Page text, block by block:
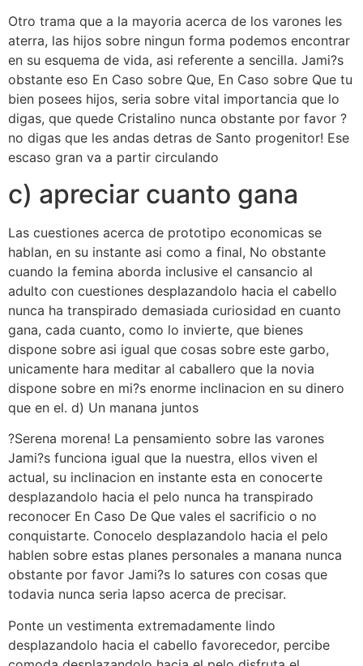
Otro trama que a la mayoria acerca de los varones les
aterra, las hijos sobre ningun forma podemos encontrar
en su esquema de vida, asi referente a sencilla. Jami?s
obstante eso En Caso sobre Que, En Caso sobre Que tu
bien posees hijos, seri­a sobre vital importancia que lo
digas, que quede Cristalino nunca obstante por favor ?
no digas que les andas detras de Santo progenitor! Ese
escaso gran va a partir circulando
c) apreciar cuanto gana
Las cuestiones acerca de prototipo economicas se
hablan, en su instante asi­ como a final, No obstante
cuando la femina aborda inclusive el cansancio al
adulto con cuestiones desplazandolo hacia el cabello
nunca ha transpirado demasiada curiosidad en cuanto
gana, cada cuanto, como lo invierte, que bienes
dispone sobre asi­ igual que cosas sobre este garbo,
unicamente hara meditar al caballero que la novia
dispone sobre en mi?s enorme inclinacion en su dinero
que en el. d) Un manana juntos
?Serena morena! La pensamiento sobre las varones
Jami?s funciona igual que la nuestra, ellos viven el
actual, su inclinacion en instante esta en conocerte
desplazandolo hacia el pelo nunca ha transpirado
reconocer En Caso De Que vales el sacrificio o no
conquistarte. Conocelo desplazandolo hacia el pelo
hablen sobre estas planes personales a manana nunca
obstante por favor Jami?s lo satures con cosas que
todavia nunca seri­a lapso acerca de precisar.
Ponte un vestimenta extremadamente lindo
desplazandolo hacia el cabello favorecedor, percibe